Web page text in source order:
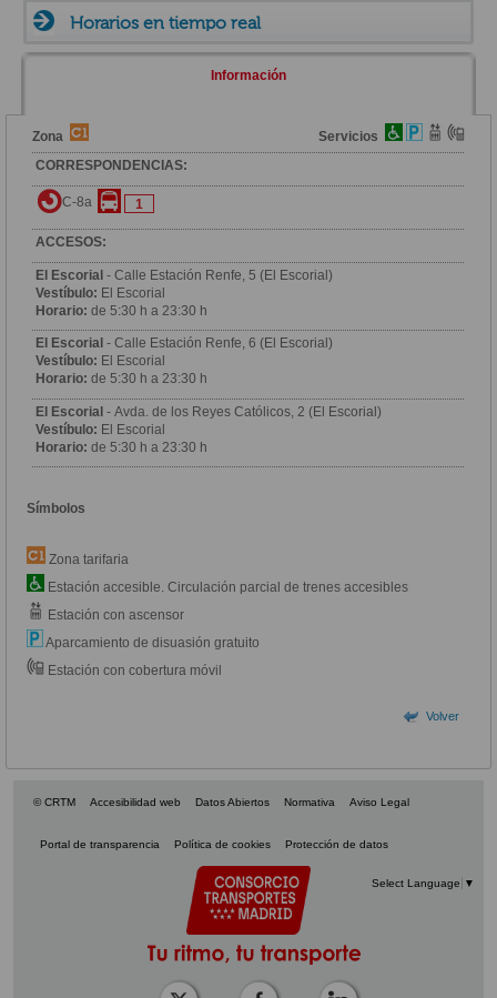
Horarios en tiempo real
Información
Zona
Servicios
CORRESPONDENCIAS:
C-8a 1
ACCESOS:
El Escorial - Calle Estación Renfe, 5 (El Escorial)
Vestíbulo: El Escorial
Horario: de 5:30 h a 23:30 h
El Escorial - Calle Estación Renfe, 6 (El Escorial)
Vestíbulo: El Escorial
Horario: de 5:30 h a 23:30 h
El Escorial - Avda. de los Reyes Católicos, 2 (El Escorial)
Vestíbulo: El Escorial
Horario: de 5:30 h a 23:30 h
Símbolos
Zona tarifaria
Estación accesible. Circulación parcial de trenes accesibles
Estación con ascensor
Aparcamiento de disuasión gratuito
Estación con cobertura móvil
Volver
© CRTM Accesibilidad web Datos Abiertos Normativa Aviso Legal
Portal de transparencia Política de cookies Protección de datos
Select Language ▼